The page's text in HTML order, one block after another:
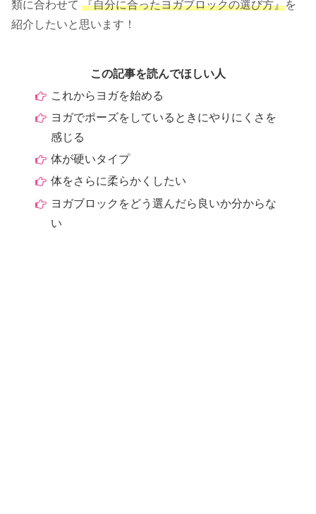
類に合わせて 『自分に合ったヨガブロックの選び方』を
紹介したいと思います！
この記事を読んでほしい人
これからヨガを始める
ヨガでポーズをしているときにやりにくさを
感じる
体が硬いタイプ
体をさらに柔らかくしたい
ヨガブロックをどう選んだら良いか分からな
い